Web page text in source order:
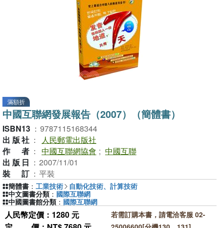
滿額折
中國互聯網發展報告（2007）（簡體書）
ISBN13 ： 9787115168344
出版社 ：
人民郵電出版社
作者 ： 中國互聯網協會 ; 中國互聯
出版日 ： 2007/11/01
裝訂 ： 平裝
人民幣定價：1280 元
若需訂購本書，請電洽客服 02-
簡體書 ： 工業技術
自動化技術、計算技術
中文圖書分類 ： 國際互聯網
中國圖書館分類 ： 國際互聯網